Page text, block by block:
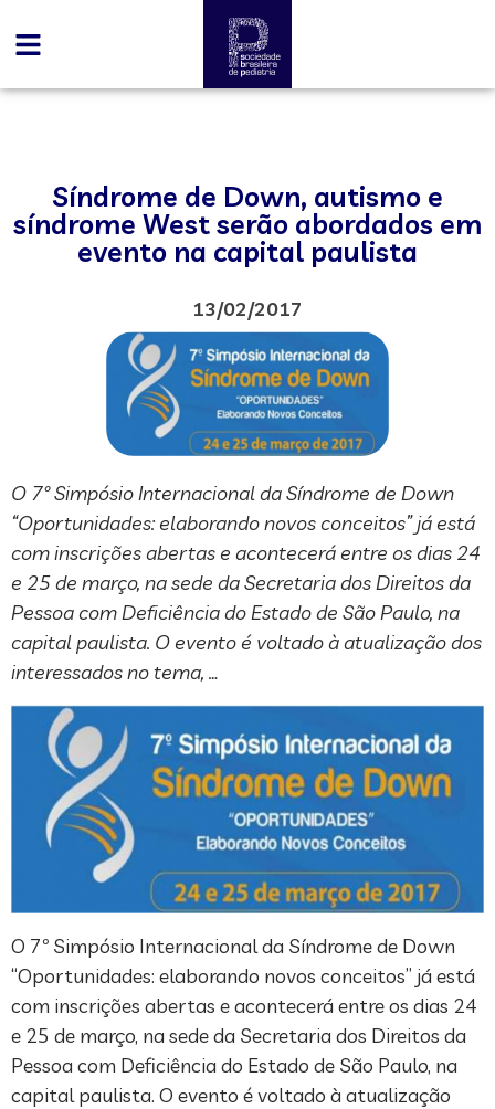
Síndrome de Down, autismo e
síndrome West serão abordados em
evento na capital paulista
13/02/2017
O 7º Simpósio Internacional da Síndrome de Down
“Oportunidades: elaborando novos conceitos” já está
com inscrições abertas e acontecerá entre os dias 24
e 25 de março, na sede da Secretaria dos Direitos da
Pessoa com Deficiência do Estado de São Paulo, na
capital paulista. O evento é voltado à atualização dos
interessados no tema, …
O 7º Simpósio Internacional da Síndrome de Down
“Oportunidades: elaborando novos conceitos” já está
com inscrições abertas e acontecerá entre os dias 24
e 25 de março, na sede da Secretaria dos Direitos da
Pessoa com Deficiência do Estado de São Paulo, na
capital paulista. O evento é voltado à atualização